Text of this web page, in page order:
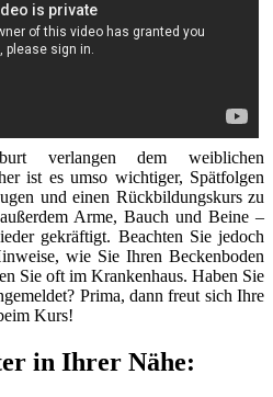
verlangen dem weiblichen
ist es umso wichtiger, Spätfolgen
und einen Rückbildungskurs zu
Arme, Bauch und Beine –
gekräftigt. Beachten Sie jedoch
wie Sie Ihren Beckenboden
Sie oft im Krankenhaus. Haben Sie
Prima, dann freut sich Ihre
Kurs!
in Ihrer Nähe: